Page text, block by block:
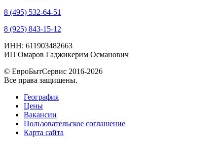
8 (495) 532-64-51
8 (925) 843-15-12
ИНН: 611903482663
ИП Омаров Гаджикерим Османович
© ЕвроБытСервис 2016-2026
Все права защищены.
География
Цены
Вакансии
Пользовательское соглашение
Карта сайта